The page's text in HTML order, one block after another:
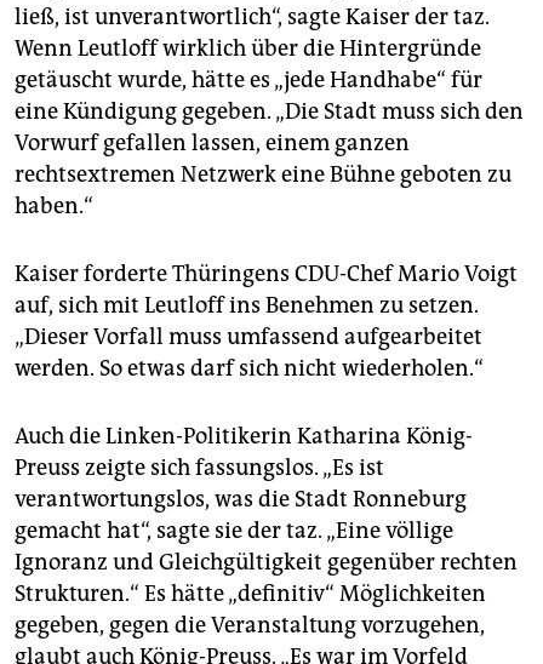
ließ, ist unverantwortlich“, sagte Kaiser der taz.
Wenn Leutloff wirklich über die Hintergründe
getäuscht wurde, hätte es „jede Handhabe“ für
eine Kündigung gegeben. „Die Stadt muss sich den
Vorwurf gefallen lassen, einem ganzen
rechtsextremen Netzwerk eine Bühne geboten zu
haben.“
Kaiser forderte Thüringens CDU-Chef Mario Voigt
auf, sich mit Leutloff ins Benehmen zu setzen.
„Dieser Vorfall muss umfassend aufgearbeitet
werden. So etwas darf sich nicht wiederholen.“
Auch die Linken-Politikerin Katharina König-
Preuss zeigte sich fassungslos. „Es ist
verantwortungslos, was die Stadt Ronneburg
gemacht hat“, sagte sie der taz. „Eine völlige
Ignoranz und Gleichgültigkeit gegenüber rechten
Strukturen.“ Es hätte „definitiv“ Möglichkeiten
gegeben, gegen die Veranstaltung vorzugehen,
glaubt auch König-Preuss. „Es war im Vorfeld